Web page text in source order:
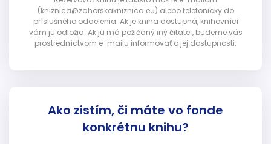
(kniznica@zahorskakniznica.eu) alebo telefonicky do
príslušného oddelenia. Ak je kniha dostupná, knihovníci
vám ju odložia. Ak ju má požičaný iný čitateľ, budeme vás
prostredníctvom e-mailu informovať o jej dostupnosti.
Ako zistím, či máte vo fonde
konkrétnu knihu?